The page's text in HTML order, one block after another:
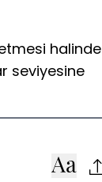
halinde
seviyesine